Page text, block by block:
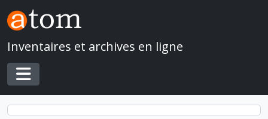
Skip to main content
Inventaires et archives en ligne
Toggle navigation